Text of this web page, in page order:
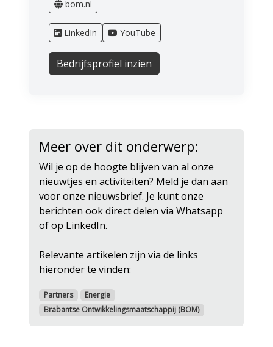
bom.nl
LinkedIn YouTube
Bedrijfsprofiel inzien
Meer over dit onderwerp:
Wil je op de hoogte blijven van al onze
nieuwtjes en activiteiten? Meld je dan aan
voor onze nieuwsbrief. Je kunt onze
berichten ook direct delen via Whatsapp
of op LinkedIn.
Relevante artikelen zijn via de links
hieronder te vinden:
Partners
Energie
Brabantse Ontwikkelingsmaatschappij (BOM)